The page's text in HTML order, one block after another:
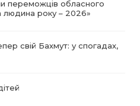
переможців обласного
людина року – 2026»
свій Бахмут: у спогадах,